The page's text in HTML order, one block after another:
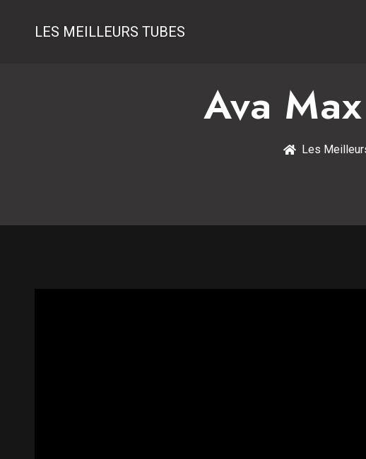
LES MEILLEURS TUBES
Ava
Les